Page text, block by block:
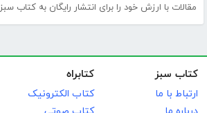
مقالات با ارزش خود را برای انتشار رایگان به کتاب سبز
کتاب سبز
ارتباط با ما
کتابراه
کتاب الکترونیک